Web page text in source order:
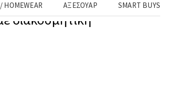
ΑΞΕΣΟΥΑΡ SMART BUYS
διακοσμητική